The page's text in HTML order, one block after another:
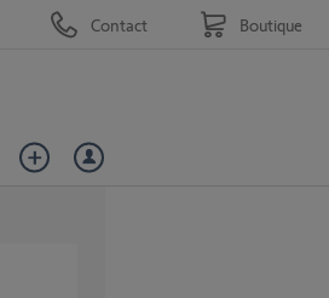
Contact Boutique